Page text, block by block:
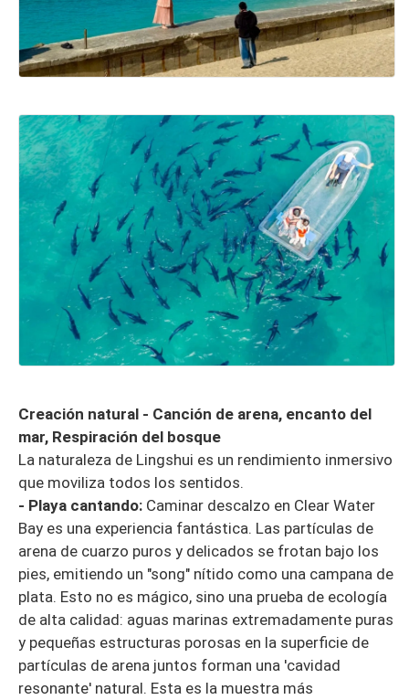
Creación natural - Canción de arena, encanto del
mar, Respiración del bosque
La naturaleza de Lingshui es un rendimiento inmersivo
que moviliza todos los sentidos.
- Playa cantando: Caminar descalzo en Clear Water
Bay es una experiencia fantástica. Las partículas de
arena de cuarzo puros y delicados se frotan bajo los
pies, emitiendo un "song" nítido como una campana de
plata. Esto no es mágico, sino una prueba de ecología
de alta calidad: aguas marinas extremadamente puras
y pequeñas estructuras porosas en la superficie de
partículas de arena juntos forman una 'cavidad
resonante' natural. Esta es la muestra más